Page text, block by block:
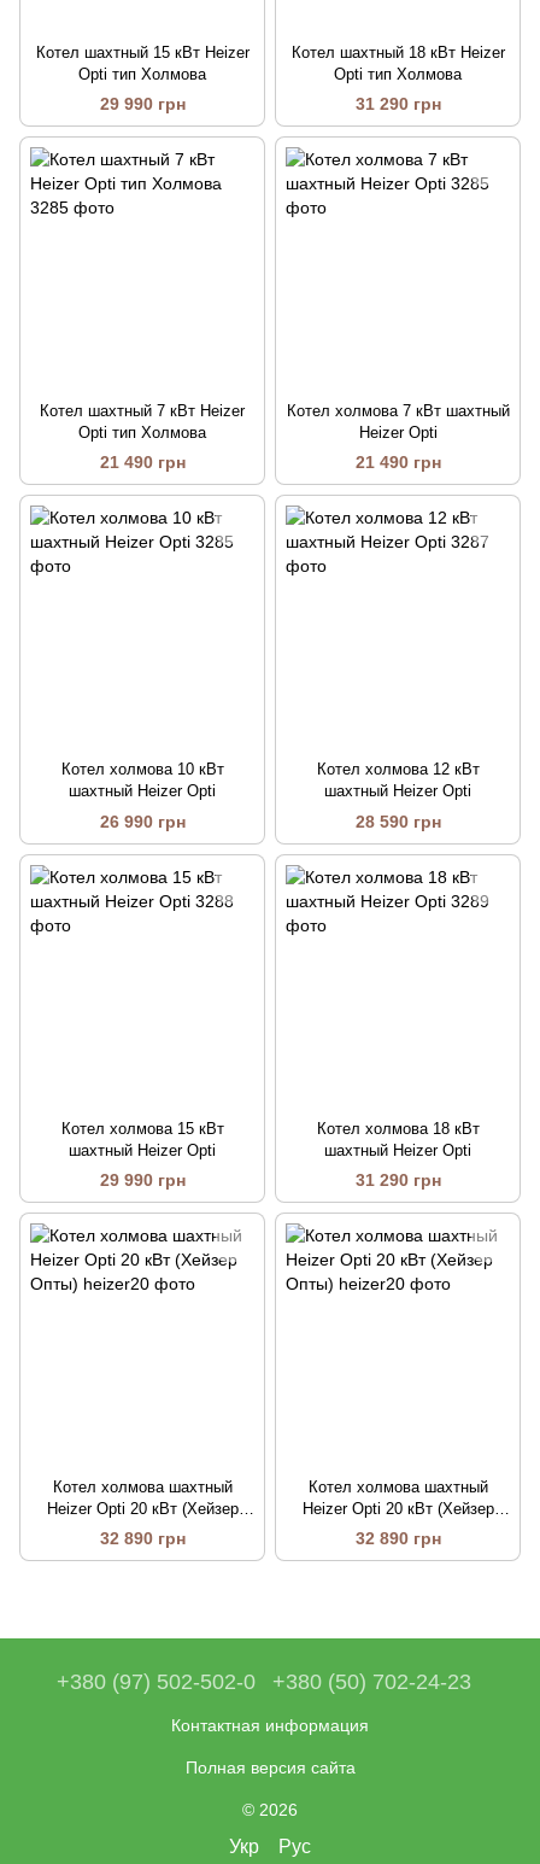
Котел шахтный 15 кВт Heizer
Opti тип Холмова
29 990 грн
Котел шахтный 18 кВт Heizer
Opti тип Холмова
31 290 грн
Котел шахтный 7 кВт Heizer
Opti тип Холмова
21 490 грн
Котел холмова 7 кВт шахтный
Heizer Opti
21 490 грн
Котел холмова 10 кВт
шахтный Heizer Opti
26 990 грн
Котел холмова 12 кВт
шахтный Heizer Opti
28 590 грн
Котел холмова 15 кВт
шахтный Heizer Opti
29 990 грн
Котел холмова 18 кВт
шахтный Heizer Opti
31 290 грн
Котел холмова шахтный
Heizer Opti 20 кВт (Хейзер
Опты)
32 890 грн
Котел холмова шахтный
Heizer Opti 20 кВт (Хейзер
Опты)
32 890 грн
+380 (97) 502-502-0 +380 (50) 702-24-23
Контактная информация
Полная версия сайта
© 2026
Укр Рус